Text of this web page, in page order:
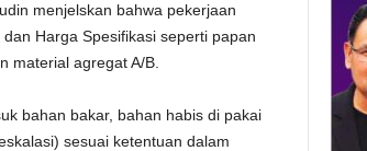
menjelskan bahwa pekerjaan
Harga Spesifikasi seperti papan
material agregat A/B.
bahan bakar, bahan habis di pakai
sesuai ketentuan dalam